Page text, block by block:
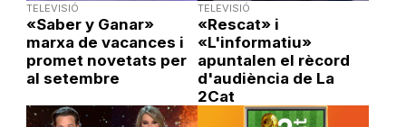
TELEVISIÓ
«Saber y Ganar»
marxa de vacances i
promet novetats per
al setembre
TELEVISIÓ
«Rescat» i
«L'informatiu»
apuntalen el rècord
d'audiència de La
2Cat